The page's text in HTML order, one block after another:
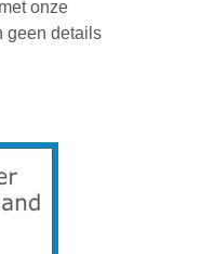
onze
geen details